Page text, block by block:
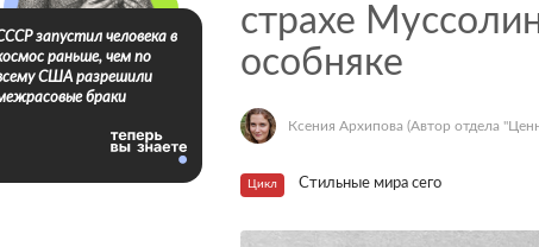
страхе
особняке
Ксения Архипова (Автор отдела
Цикл Стильные мира сего
запустил человека в
раньше, чем по
США разрешили
браки